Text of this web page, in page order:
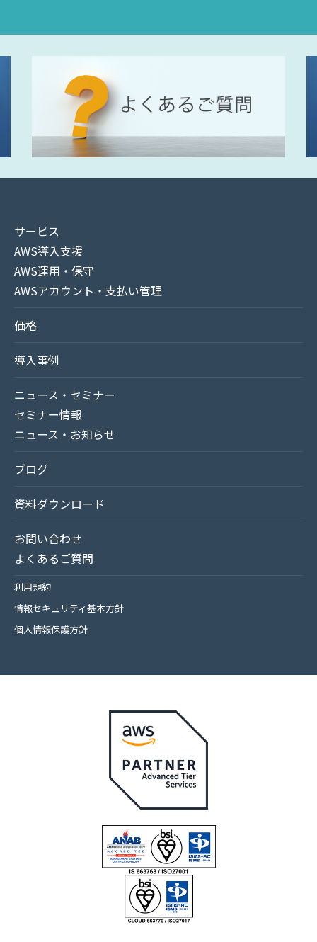
サービス
AWS導入支援
AWS運用・保守
AWSアカウント・支払い管理
価格
導入事例
ニュース・セミナー
セミナー情報
ニュース・お知らせ
ブログ
資料ダウンロード
お問い合わせ
よくあるご質問
利用規約
情報セキュリティ基本方針
個人情報保護方針